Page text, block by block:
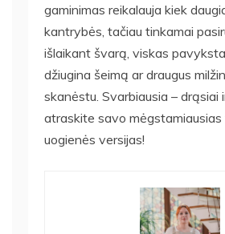
gaminimas reikalauja kiek
kantrybės, tačiau tinkamai
išlaikant švarą, viskas
džiugina šeimą ar draugus
skanėstu. Svarbiausia – drąsiai
atraskite savo mėgstamiausias
uogienės versijas!